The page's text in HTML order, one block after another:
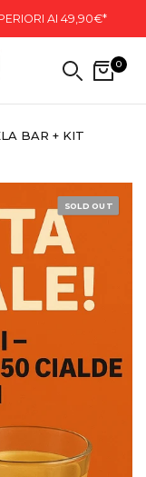
AI 49,90€*
0
BAR + KIT
SOLD OUT